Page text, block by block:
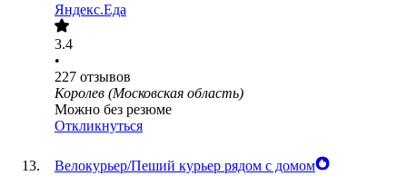
Яндекс.Еда
3.4
•
227 отзывов
Королев (Московская область)
Можно без резюме
Откликнуться
Велокурьер/Пеший курьер рядом с домом